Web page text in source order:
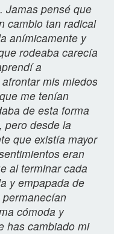
Jamas pensé que
cambio tan radical
anímicamente y
rodeaba carecía
a
mis miedos
me tenían
de esta forma
pero desde la
que existía mayor
eran
al terminar cada
y empapada de
cómoda y
has cambiado mi